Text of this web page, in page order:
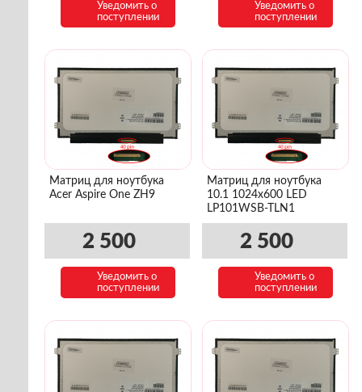
Уведомить о
поступлении
Уведомить о
поступлении
Матриц для ноутбука
Acer Aspire One ZH9
2 500
Уведомить о
поступлении
Матриц для ноутбука
10.1 1024x600 LED
LP101WSB-TLN1
2 500
Уведомить о
поступлении